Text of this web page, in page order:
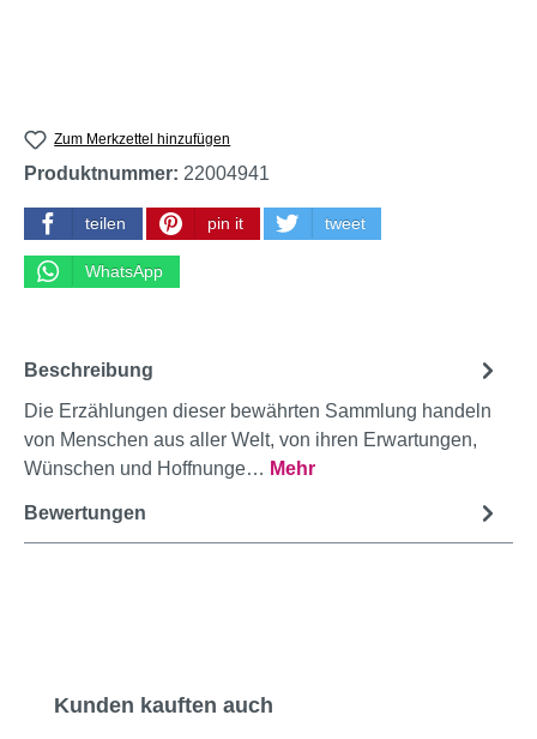
Zum Merkzettel hinzufügen
Produktnummer: 22004941
teilen pin it tweet
WhatsApp
Beschreibung
Die Erzählungen dieser bewährten Sammlung handeln
von Menschen aus aller Welt, von ihren Erwartungen,
Wünschen und Hoffnunge… Mehr
Bewertungen
Produktgalerie überspringen
Kunden kauften auch